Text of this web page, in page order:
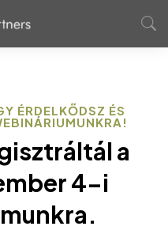
ÉRDELKŐDSZ ÉS
a
4-i